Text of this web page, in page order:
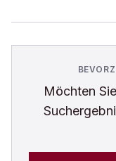
Möchten Sie